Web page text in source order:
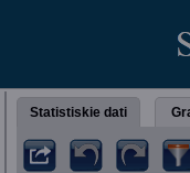
Statistiskie dati